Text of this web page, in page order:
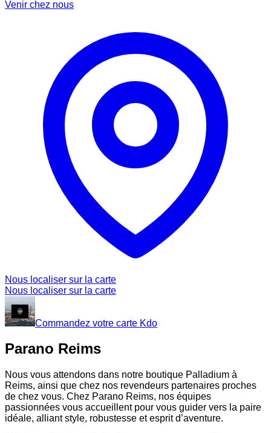
Venir chez nous
Nous localiser sur la carte
Nous localiser sur la carte
Commandez votre carte Kdo
Parano Reims
Nous vous attendons dans notre boutique Palladium à
Reims, ainsi que chez nos revendeurs partenaires proches
de chez vous. Chez Parano Reims, nos équipes
passionnées vous accueillent pour vous guider vers la paire
idéale, alliant style, robustesse et esprit d’aventure.